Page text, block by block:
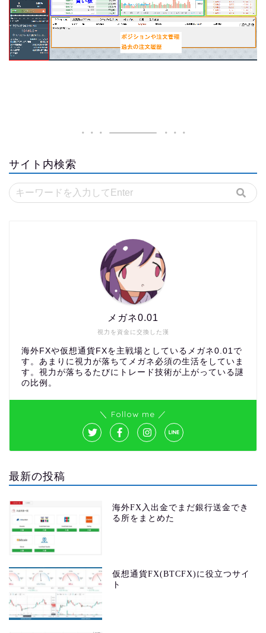
サイト内検索
視力を資金に交換した漢
メガネ0.01
海外FXや仮想通貨FXを主戦場としているメガネ0.01で
す。あまりに視力が落ちてメガネ必須の生活をしていま
す。視力が落ちるたびにトレード技術が上がっている謎
の比例。
＼ Follow me ／
最新の投稿
海外FX入出金でまだ銀行送金でき
る所をまとめた
仮想通貨FX(BTCFX)に役立つサイ
ト